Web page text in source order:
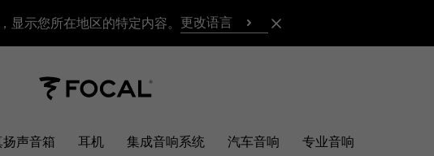
显示您所在地区的特定内容。 更改语言
声音箱 耳机 集成音响系统 汽车音响 专业音响